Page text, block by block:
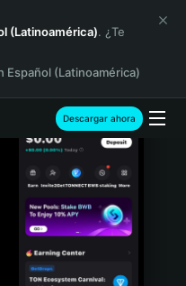
(Latinoamérica). ¿Te
Español (Latinoamérica)
Descargar ahora